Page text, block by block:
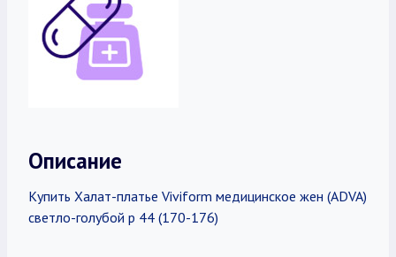
Описание
Купить Халат-платье Viviform медицинское жен (ADVA)
светло-голубой р 44 (170-176)